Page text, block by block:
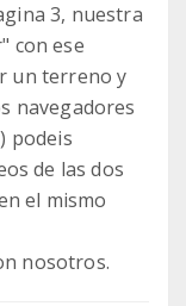
3, nuestra
con ese
un terreno y
navegadores
podeis
de las dos
el mismo
nosotros.